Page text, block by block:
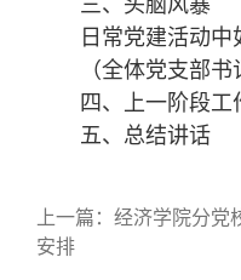
三、头脑风暴
日常党建活动中
（全体党支部书
四、上一阶段
五、总结讲话
上一篇：经济学院分党
安排